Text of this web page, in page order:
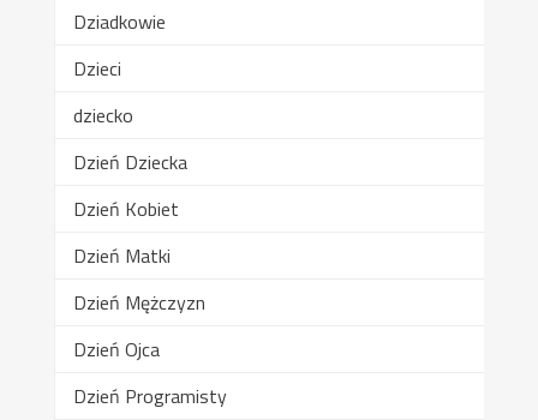
Dziadkowie
Dzieci
dziecko
Dzień Dziecka
Dzień Kobiet
Dzień Matki
Dzień Mężczyzn
Dzień Ojca
Dzień Programisty